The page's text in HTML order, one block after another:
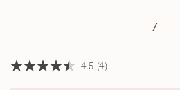
/
4.5
4.5 (4)